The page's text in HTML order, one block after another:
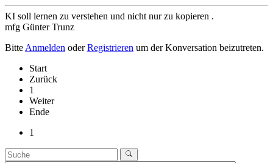
KI soll lernen zu verstehen und nicht nur zu kopieren .
mfg Günter Trunz
Bitte Anmelden oderRegistrieren um der Konversation beizutreten.
Start
Zurück
1
Weiter
Ende
1